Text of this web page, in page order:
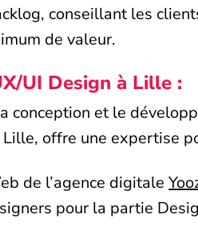
conseillant les
de valeur.
UI Design à Lille :
conception et le
offre une expertise
de l’agence digitale
pour la partie